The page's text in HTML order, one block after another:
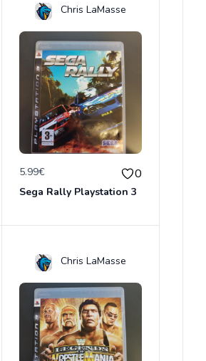
Chris LaMasse
5.99€ 0
Sega Rally Playstation 3
Chris LaMasse